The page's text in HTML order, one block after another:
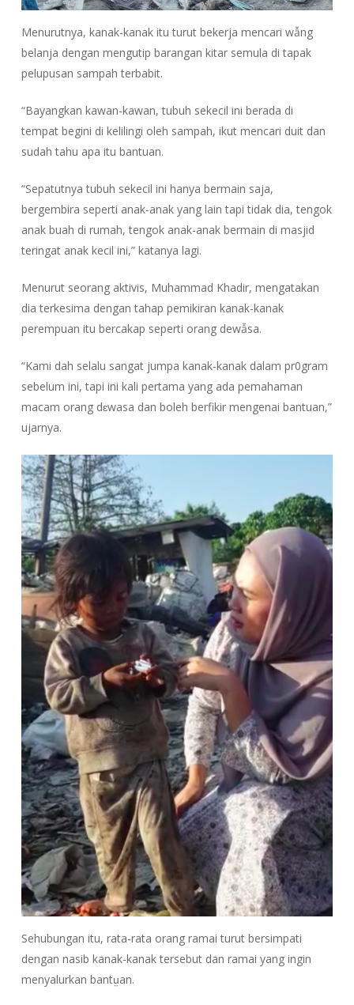
Menurutnya, kanak-kanak itu turut bekerja mencari wẫng
belanja dengan mengutip barangan kitar semula di tapak
pelupusan sampah terbabit.
“Bayangkan kawan-kawan, tubuh sekecil ini berada di
tempat begini di kelilingi oleh sampah, ikut mencari duit dan
sudah tahu apa itu bantuan.
“Sepatutnya tubuh sekecil ini hanya bermain saja,
bergembira seperti anak-anak yang lain tapi tidak dia, tengok
anak buah di rumah, tengok anak-anak bermain di masjid
teringat anak kecil ini,” katanya lagi.
Menurut seorang aktivis, Muhammad Khadir, mengatakan
dia terkesima dengan tahap pemikiran kanak-kanak
perempuan itu bercakap seperti orang dewẫsa.
“Kami dah selalu sangat jumpa kanak-kanak dalam pr0gram
sebelum ini, tapi ini kali pertama yang ada pemahaman
macam orang dɛwasa dan boleh berfikir mengenai bantuan,”
ujarnya.
Sehubungan itu, rata-rata orang ramai turut bersimpati
dengan nasib kanak-kanak tersebut dan ramai yang ingin
menyalurkan bantṳan.